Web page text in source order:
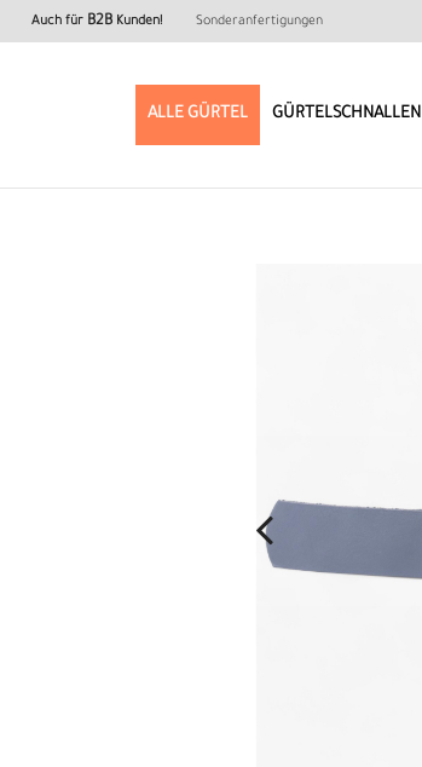
Auch für B2B Kunden! Sonderanfertigungen
ALLE GÜRTEL
D
GÜRTELSCHNALLEN